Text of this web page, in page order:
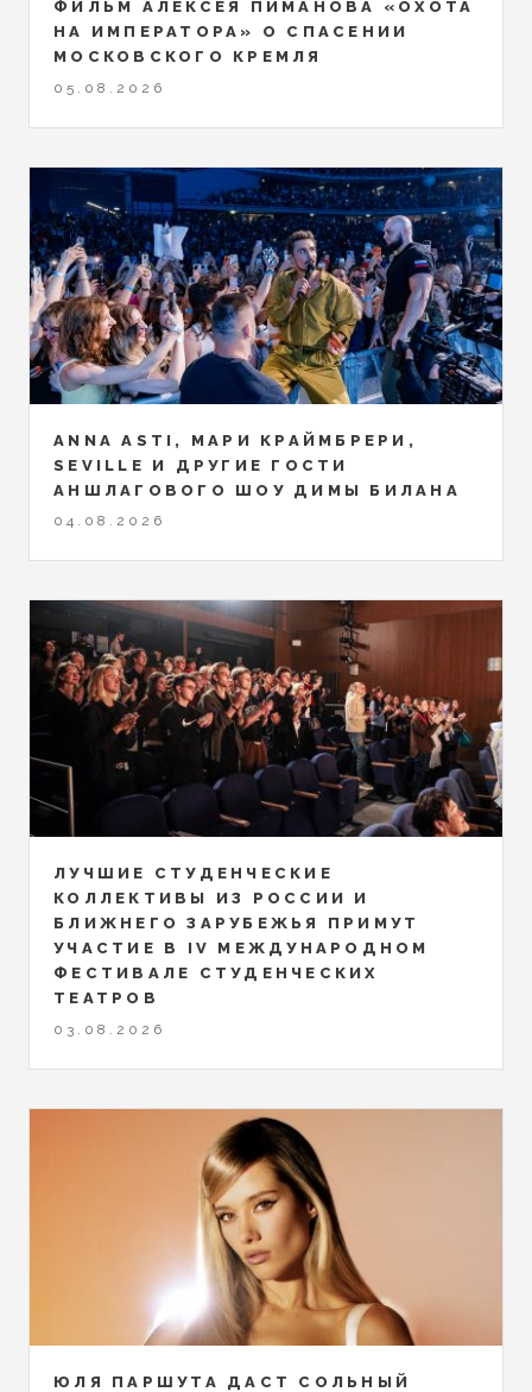
ФИЛЬМ АЛЕКСЕЯ ПИМАНОВА «ОХОТА
НА ИМПЕРАТОРА» О СПАСЕНИИ
МОСКОВСКОГО КРЕМЛЯ
05.08.2026
ANNA ASTI, МАРИ КРАЙМБРЕРИ,
SEVILLE И ДРУГИЕ ГОСТИ
АНШЛАГОВОГО ШОУ ДИМЫ БИЛАНА
04.08.2026
ЛУЧШИЕ СТУДЕНЧЕСКИЕ
КОЛЛЕКТИВЫ ИЗ РОССИИ И
БЛИЖНЕГО ЗАРУБЕЖЬЯ ПРИМУТ
УЧАСТИЕ В IV МЕЖДУНАРОДНОМ
ФЕСТИВАЛЕ СТУДЕНЧЕСКИХ
ТЕАТРОВ
03.08.2026
ЮЛЯ ПАРШУТА ДАСТ СОЛЬНЫЙ